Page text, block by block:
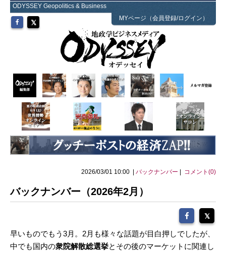
ODYSSEY Geopolitics & Business
MYページ（会員登録/ログイン）
2026/03/01 10:00 | バックナンバー コメント(0)
バックナンバー（2026年2月）
早いものでもう3月。2月も様々な話題が目白押しでしたが、
中でも国内の衆院解散総選挙とその後のマーケットに関連し